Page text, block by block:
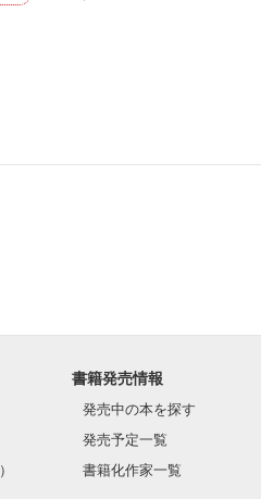
書籍発売情報
発売中の本を探す
発売予定一覧
書籍化作家一覧